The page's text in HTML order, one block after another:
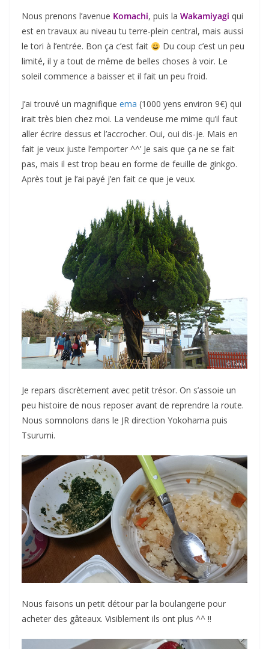
Nous prenons l’avenue Komachi, puis la Wakamiyagi qui
est en travaux au niveau tu terre-plein central, mais aussi
le tori à l’entrée. Bon ça c’est fait
Du coup c’est un peu
limité, il y a tout de même de belles choses à voir. Le
soleil commence a baisser et il fait un peu froid.
J’ai trouvé un magnifique ema (1000 yens environ 9€) qui
irait très bien chez moi. La vendeuse me mime qu’il faut
aller écrire dessus et l’accrocher. Oui, oui dis-je. Mais en
fait je veux juste l’emporter ^^’ Je sais que ça ne se fait
pas, mais il est trop beau en forme de feuille de ginkgo.
Après tout je l’ai payé j’en fait ce que je veux.
Je repars discrètement avec petit trésor. On s’assoie un
peu histoire de nous reposer avant de reprendre la route.
Nous somnolons dans le JR direction Yokohama puis
Tsurumi.
Nous faisons un petit détour par la boulangerie pour
acheter des gâteaux. Visiblement ils ont plus ^^ !!